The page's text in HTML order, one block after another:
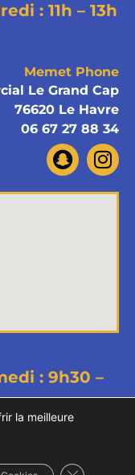
: 11h – 13h
Memet Phone
Le Grand Cap
76620 Le Havre
06 67 27 88 34
: 9h30 –
- Tous droits
confidentialité
la meilleure